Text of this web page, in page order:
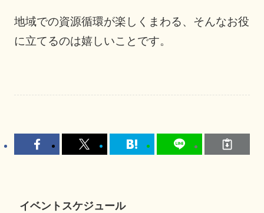
地域での資源循環が楽しくまわる、そんなお役
に立てるのは嬉しいことです。
イベントスケジュール